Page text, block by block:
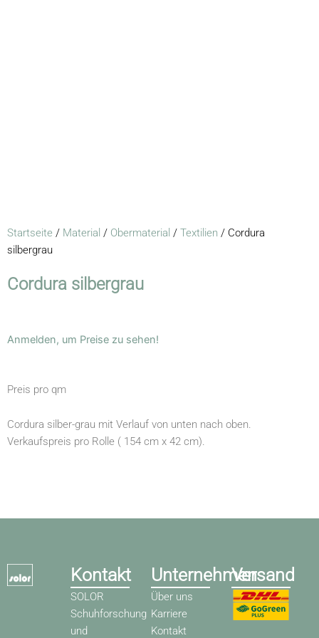
Startseite / Material / Obermaterial / Textilien / Cordura
silbergrau
Cordura silbergrau
Anmelden, um Preise zu sehen!
Preis pro qm
Cordura silber-grau mit Verlauf von unten nach oben.
Verkaufspreis pro Rolle ( 154 cm x 42 cm).
Kontakt
SOLOR
Schuhforschung
und
Unternehmen
Über uns
Karriere
Kontakt
Versand